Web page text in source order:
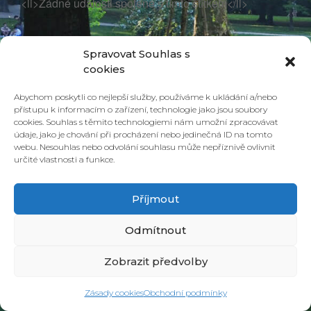
Spravovat Souhlas s
cookies
Abychom poskytli co nejlepší služby, používáme k ukládání a/nebo
přístupu k informacím o zařízení, technologie jako jsou soubory
cookies. Souhlas s těmito technologiemi nám umožní zpracovávat
údaje, jako je chování při procházení nebo jedinečná ID na tomto
webu. Nesouhlas nebo odvolání souhlasu může nepříznivě ovlivnit
určité vlastnosti a funkce.
Příjmout
Odmítnout
Zobrazit předvolby
Zásady cookiesObchodní podmínky
© 2026 PONAVA CAFÉ & RESTAURANT |